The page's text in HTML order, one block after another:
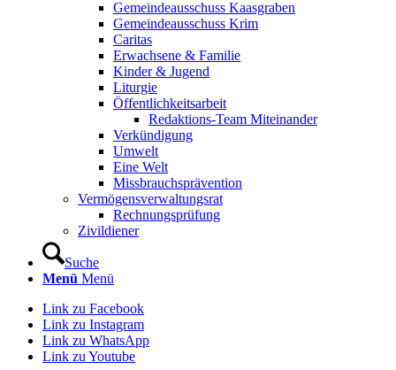
Gemeindeausschuss Kaasgraben
Gemeindeausschuss Krim
Caritas
Erwachsene & Familie
Kinder & Jugend
Liturgie
Öffentlichkeitsarbeit
Redaktions-Team Miteinander
Verkündigung
Umwelt
Eine Welt
Missbrauchsprävention
Vermögensverwaltungsrat
Rechnungsprüfung
Zivildiener
Suche
Menü Menü
Link zu Facebook
Link zu Instagram
Link zu WhatsApp
Link zu Youtube